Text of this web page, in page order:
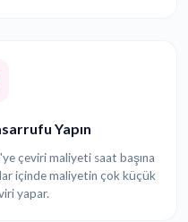
Yapın
çeviri maliyeti saat başına
içinde maliyetin çok küçük
yapar.